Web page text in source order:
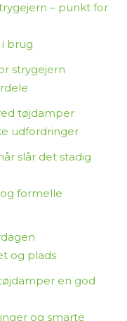
ærlig om,
at jeg ikke selv
men i
viden
et informeret
– punkt for
brug
strygejern
tøjdamper
udfordringer
slår det stadig
formelle
og plads
en god
og smarte